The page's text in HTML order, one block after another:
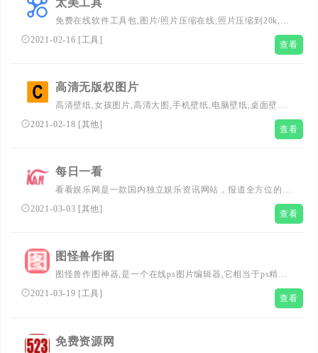
太美工具
免费在线软件工具包,图片/照片压缩在线,照片压缩到20k,在
线免费图片压缩工具,jpg/jpeg/png/gif图片压缩工具，免费无
水印在线压缩图片。免费PDF转图片,人民币大写转换,阿拉
文字对比工具,json/css/xml压缩格式化,自定义json/xml数据
源。
2021-02-16 [工具] 查看
高清无版权图片
高清壁纸,女孩图片,高清大图,手机壁纸,电脑壁纸,桌面壁纸,
封面图片,欧美图片,小清新图片,好看的图片,风景图片,免费,
免费图片,高清,高清图片,商用,图片,素材,设计,下载,CC0,无
2021-02-18 [其他] 查看
每日一看
看看娱乐网是一款国内独立娱乐资讯网站，报道全方位的影
视资讯、演唱会、明星图片、艺人穿搭，全方位解读、多角
度捕捉各方潮流及娱乐动态、热点事件，明星签名照、电影
2021-03-03 [其他] 查看
图怪兽作图
图怪兽作图神器,是一个在线ps图片编辑器,它相当于ps精简
版软件,可提供微信编辑器功能,在线ps照片处理,拼图,图片制
作,在线设计,平面设计,海报设计,在线图片处理等功能。图
2021-03-19 [工具] 查看
免费资源网